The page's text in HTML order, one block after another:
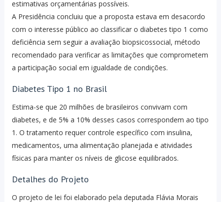
estimativas orçamentárias possíveis.
A Presidência concluiu que a proposta estava em desacordo
com o interesse público ao classificar o diabetes tipo 1 como
deficiência sem seguir a avaliação biopsicossocial, método
recomendado para verificar as limitações que comprometem
a participação social em igualdade de condições.
Diabetes Tipo 1 no Brasil
Estima-se que 20 milhões de brasileiros convivam com
diabetes, e de 5% a 10% desses casos correspondem ao tipo
1. O tratamento requer controle específico com insulina,
medicamentos, uma alimentação planejada e atividades
físicas para manter os níveis de glicose equilibrados.
Detalhes do Projeto
O projeto de lei foi elaborado pela deputada Flávia Morais